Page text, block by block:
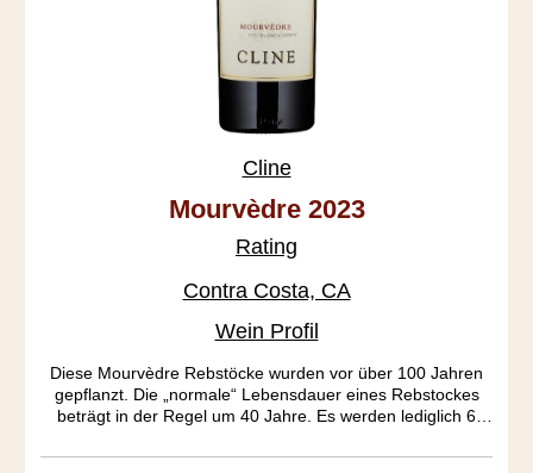
Cline
Mourvèdre 2023
Rating
Contra Costa, CA
Wein Profil
Diese Mourvèdre Rebstöcke wurden vor über 100 Jahren
gepflanzt. Die „normale“ Lebensdauer eines Rebstockes
beträgt in der Regel um 40 Jahre. Es werden lediglich 6
Ausnahmeweines ist die ausgeprägte Frucht und das tiefe